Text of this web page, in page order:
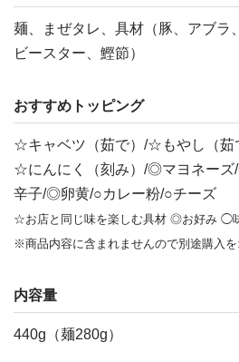
麺、まぜタレ、具材（豚、アブラ
ビースター、鰹節）
おすすめトッピング
☆キャベツ（茹で）/☆もやし（
☆にんにく（刻み）/◎マヨネー
辛子/◎卵黄/○カレー粉/○チーズ
☆お店と同じ味を楽しむ具材 ◎お好み ◯
※商品内容に含まれませんので別途購入
内容量
440g（麺280g）